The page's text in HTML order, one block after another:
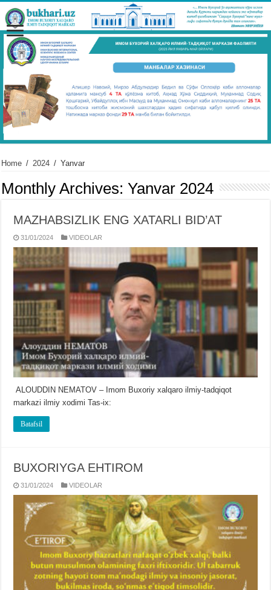
Home / 2024 / Yanvar
Monthly Archives:Yanvar 2024
MAZHABSIZLIK ENG XATARLI BID’AT
31/01/2024 VIDЕOLAR
ALOUDDIN NEMATOV – Imom Buxoriy xalqaro ilmiy-tadqiqot
markazi ilmiy xodimi Tas-ix:
Batafsil
BUXORIYGA EHTIROM
31/01/2024 VIDЕOLAR